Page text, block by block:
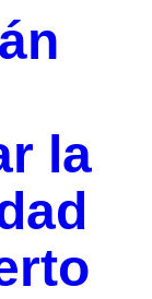
la